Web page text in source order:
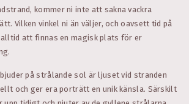
kommer ni inte att sakna vackra
Vilken vinkel ni än väljer, och oavsett tid på
att finnas en magisk plats för er
på strålande sol är ljuset vid stranden
och ger era porträtt en unik känsla. Särskilt